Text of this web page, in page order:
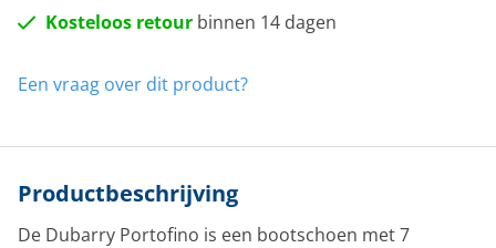
Kosteloos retour binnen 14 dagen
Een vraag over dit product?
Productbeschrijving
De Dubarry Portofino is een bootschoen met 7